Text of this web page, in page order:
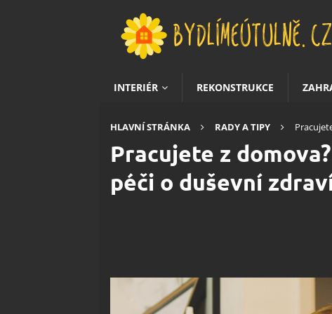
INTERIÉR REKONSTRUKCE
HLAVNÍ STRÁNKA RADY A TIPY
Pracujete z
péči o duševní